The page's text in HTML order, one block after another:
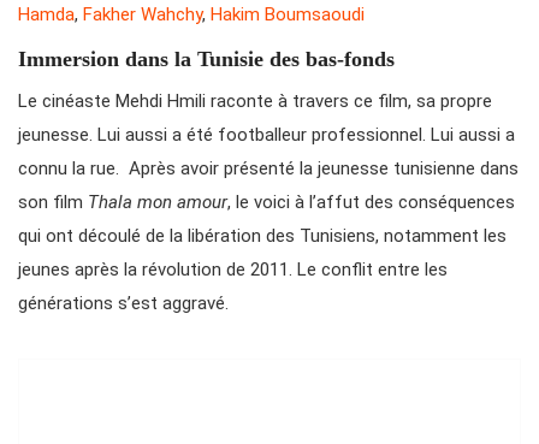
Hamda, Fakher Wahchy, Hakim Boumsaoudi
Immersion dans la Tunisie des bas-fonds
Le cinéaste Mehdi Hmili raconte à travers ce film, sa propre
jeunesse. Lui aussi a été footballeur professionnel. Lui aussi a
connu la rue. Après avoir présenté la jeunesse tunisienne dans
son film Thala mon amour, le voici à l’affut des conséquences
qui ont découlé de la libération des Tunisiens, notamment les
jeunes après la révolution de 2011. Le conflit entre les
générations s’est aggravé.